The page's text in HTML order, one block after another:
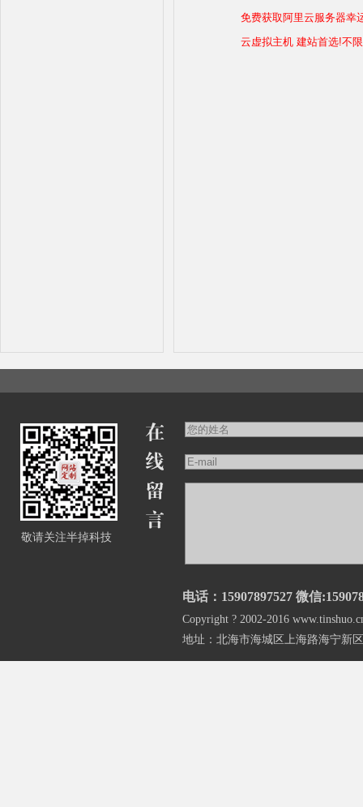
免费获取阿里云服务器幸
云虚拟主机 建站首选!不
敬请关注半掉科技
电话：15907897527 微信
Copyright ? 2002-2016
地址：北海市海城区上海路海宁新